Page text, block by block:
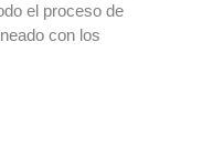
el proceso de
con los